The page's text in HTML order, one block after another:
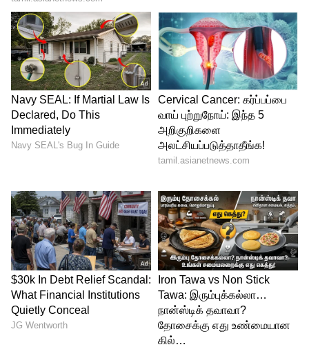
Sudeep
நான் டெல்லி , மும்பை, ஜெய்பூர் என்று
சொல்லும் போதெல்லாம் மக்கள் என்னை
அடையாளம் கண்டு கொள்வார்கள்.
அவர்தான் பாஜிராவ் ஹீரோ என்று
சொல்லுங்கள். ஏனென்றால் பஜிராவ் என்ற
பெயரில் மொழிமாற்றம் செய்யப்பட்டது.
நட்சத்திரங்கள் என்று அறிந்தார்கள்
எங்களுக்கு திரையரங்கில் ரிலீஸ் கிடைத்த
நேரம் இது. இப்போது நாங்கள்
நட்சத்திரங்களாக இருக்கிறோம் என
கூறியுள்ளார்.
மேலும் செய்திகளுக்கு...புஷ்பா 3 -ம்
பாகத்தை கன்பார்ம் செய்த